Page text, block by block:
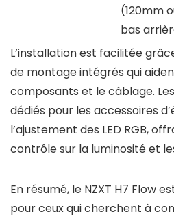
(120mm
bas
L’installation est facilitée
de montage intégrés qui
composants et le câblage.
dédiés pour les accessoires
l’ajustement des LED RGB,
contrôle sur la luminosité et
En résumé, le NZXT H7 Flow
pour ceux qui cherchent à